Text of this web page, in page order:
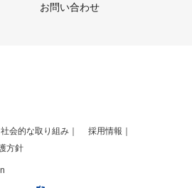
お問い合わせ
社会的な取り組み
採用情報
方針